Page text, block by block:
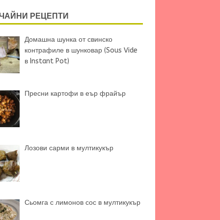
РЕЦЕПТИ
Домашна шунка от свинско
контрафиле в шунковар (Sous Vide
в Instant Pot)
Пресни картофи в еър фрайър
Лозови сарми в мултикукър
Сьомга с лимонов сос в мултикукър